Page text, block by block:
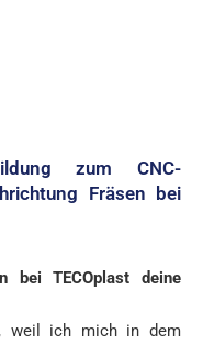
zum CNC-
Fräsen bei
bei TECOplast deine
weil ich mich in dem